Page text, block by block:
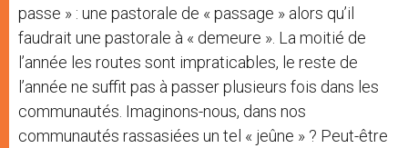
passe » : une pastorale de « passage » alors qu’il
faudrait une pastorale à « demeure ». La moitié de
l’année les routes sont impraticables, le reste de
l’année ne suffit pas à passer plusieurs fois dans les
communautés. Imaginons-nous, dans nos
communautés rassasiées un tel « jeûne » ? Peut-être